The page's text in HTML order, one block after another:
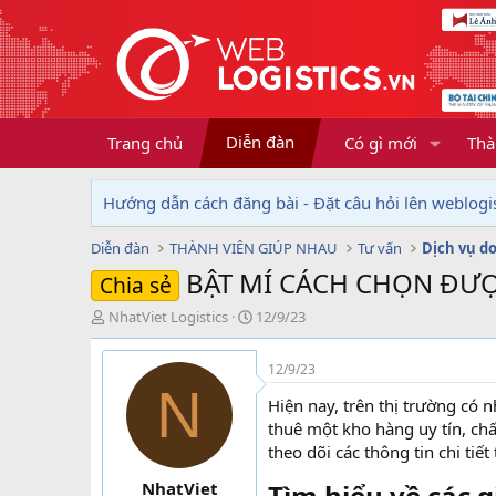
Trang chủ Diễn đàn Có gì mới
Hướng dẫn cách đăng bài - Đặt câu hỏi lên
Diễn đàn THÀNH VIÊN GIÚP NHAU Tư vấn
Chia sẻ BẬT MÍ CÁCH CHỌN
T
h
r
NhatViet Logistics
N
g
à
y
g
12/9/23
N
NhatViet
12/9/23
Hiện nay, trên thị trường có
thuê một kho hàng uy tín,
theo dõi các thông tin chi